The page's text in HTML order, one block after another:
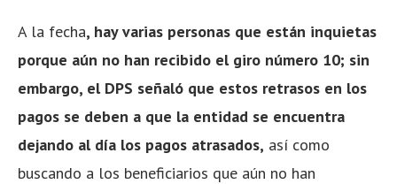
A la fecha, hay varias personas que están inquietas
porque aún no han recibido el giro número 10; sin
embargo, el DPS señaló que estos retrasos en los
pagos se deben a que la entidad se encuentra
dejando al día los pagos atrasados, así como
buscando a los beneficiarios que aún no han